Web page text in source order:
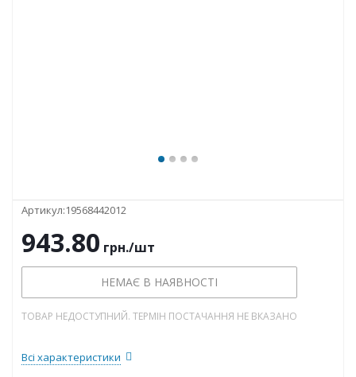
Артикул:19568442012
943.80 грн./шт
НЕМАЄ В НАЯВНОСТІ
ТОВАР НЕДОСТУПНИЙ. ТЕРМІН ПОСТАЧАННЯ НЕ ВКАЗАНО
Всі характеристики